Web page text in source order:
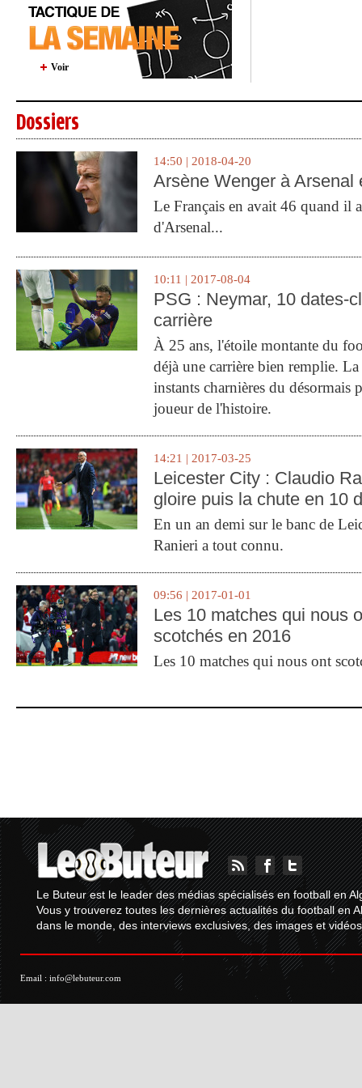
Voir
Dossiers
14:50 | 2018-04-20
Arsène Wenger à Arsenal
Le Français en avait 46 quand il
d'Arsenal...
10:11 | 2017-08-04
PSG : Neymar, 10 dates-
carrière
À 25 ans, l'étoile montante du
déjà une carrière bien remplie.
instants charnières du désormais
joueur de l'histoire.
14:21 | 2017-03-25
Leicester City : Claudio
gloire puis la chute en 10
En un an demi sur le banc de
Ranieri a tout connu.
09:56 | 2017-01-01
Les 10 matches qui nous
scotchés en 2016
Les 10 matches qui nous ont
Le Buteur est le leader des médias spécialisés en football en
Vous y trouverez toutes les dernières actualités du football en
dans le monde, des interviews exclusives, des images et
Email : info@lebuteur.com